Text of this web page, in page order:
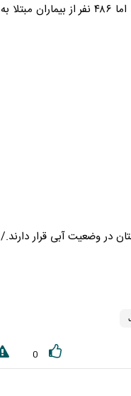
خوشبختانه تا کنون ۷ میلیون ۵۳ هزار و ۴۸۹ نفر از بیماران، بهبود یافته و یا از بیمارستانها ترخیص شده اند اما ۴۸۶ نفر از بیماران مبتلا به
در وضعیت قرمز نارنجی قرار ندارد؛ ۲۵۳ شهرستان در وضعیت زرد و ۱۹۵ شهرستان در وضعیت آبی قرار دارند./
0